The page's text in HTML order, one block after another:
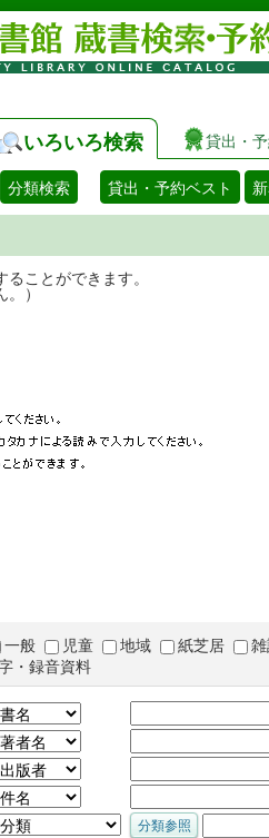
いろいろ検索 貸出・
分類検索 貸出・予約ベスト
を検索することがで
）
一般 児童 地域 紙芝居
・録音資料